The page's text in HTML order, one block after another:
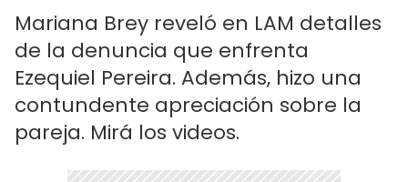
Mariana Brey reveló en LAM detalles
de la denuncia que enfrenta
Ezequiel Pereira. Además, hizo una
contundente apreciación sobre la
pareja. Mirá los videos.